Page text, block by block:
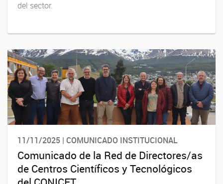
del sector.
11/11/2025 | COMUNICADO INSTITUCIONAL
Comunicado de la Red de Directores/as
de Centros Científicos y Tecnológicos